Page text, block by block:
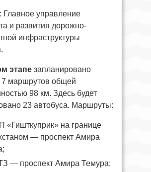
Главное управление
и развития дорожно-
инфраструктуры
этапе запланировано
7 маршрутов общей
98 км. Здесь будет
23 автобуса. Маршруты:
«Гишткуприк» на границе
— проспект Амира
— проспект Амира Темура;